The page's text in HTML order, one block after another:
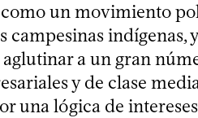
un movimiento
campesinas
a un gran
y de clase
una lógica de